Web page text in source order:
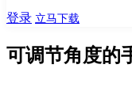
登录 立马下载
可调节角度的